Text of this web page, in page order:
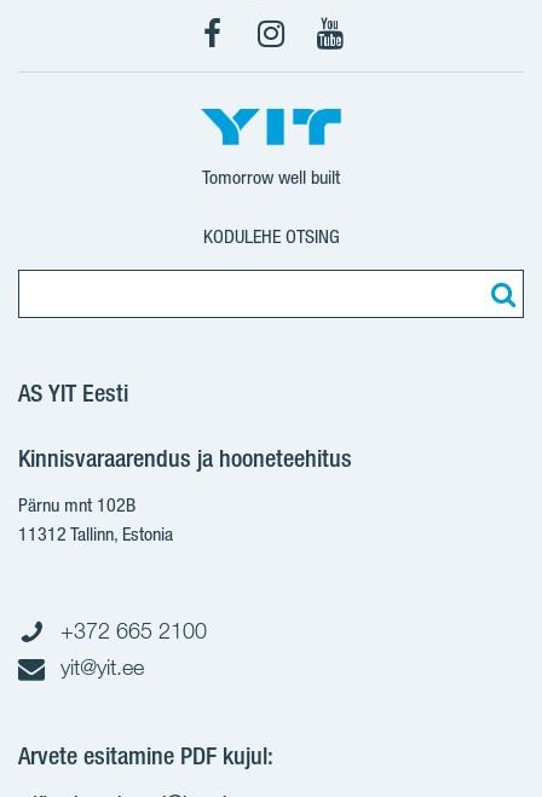
FacebookInstagram
YouTube
Tomorrow well built
KODULEHE OTSING
AS YIT Eesti
Kinnisvaraarendus ja hooneteehitus
Pärnu mnt 102B
11312 Tallinn, Estonia
+372 665 2100
yit@yit.ee
Arvete esitamine PDF kujul: